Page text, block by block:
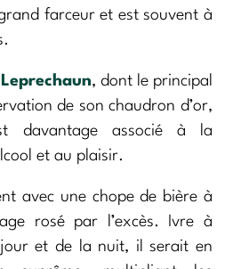
farceur et est souvent à
Leprechaun, dont le principal
de son chaudron d’or,
davantage associé à la
et au plaisir.
avec une chope de bière à
rosé par l’excès. Ivre à
et de la nuit, il serait en